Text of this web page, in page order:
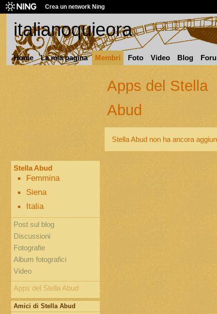
Crea un network Ning
italianoquieora
Home La mia pagina Membri Foto Video Blog
Stella Abud
Femmina
Siena
Italia
Post sul blog
Discussioni
Fotografie
Album fotografici
Video
Apps del Stella Abud
Amici di Stella Abud
Apps del Stella
Abud
Stella Abud non ha ancora